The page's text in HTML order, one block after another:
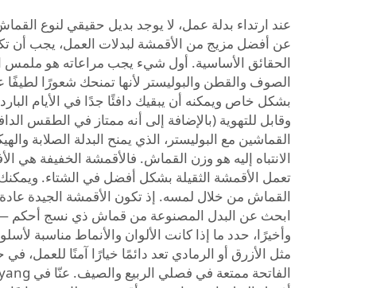
عند ارتداء بدلة عمل، لا يوجد بديل حقيقي لنوع
عن أفضل مزيج من الأقمشة لبدلات العمل، يجب أن
الحقائق الأساسية. أول شيء يجب مراعاته هو
الصوف والقطن والبوليستر لأنها تمنحك شعورًا
بشكل خاص ويمكنه أن يبقيك دافئًا جدًا في الأيام
وقابل للتهوية (بالإضافة إلى أنه ممتاز في الطقس
القماشين مع البوليستر، الذي يمنح البدلة الصلابة
الانتباه إليه هو وزن القماش. فالأقمشة الخفيفة هي
تعمل الأقمشة الثقيلة بشكل أفضل في الشتاء.
القماش من خلال لمسه. إذ تكون الأقمشة الجيدة
ابحث عن البدل المصنوعة من قماش ذي نسج أحكم
وأخيرًا، حدد ما إذا كانت الألوان والأنماط مناسبة
مثل الأزرق أو الرمادي تعد دائمًا خيارًا آمنًا للعمل،